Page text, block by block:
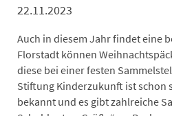
22.11.2023
Auch in diesem Jahr findet eine
Florstadt können
diese bei einer festen
Stiftung Kinderzukunft ist schon
bekannt und es gibt zahlreiche